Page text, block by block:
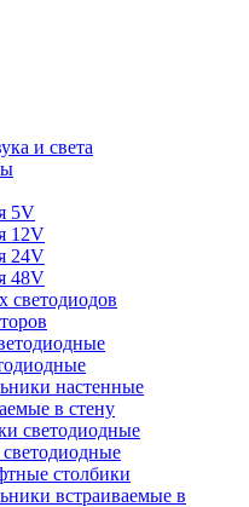
и света
5V
12V
24V
48V
настенные
в стену
столбики
встраиваемые в